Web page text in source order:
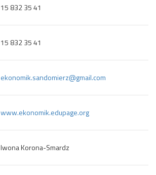
15 832 35 41
15 832 35 41
ekonomik.sandomierz@gmail.com
www.ekonomik.edupage.org
Iwona Korona-Smardz